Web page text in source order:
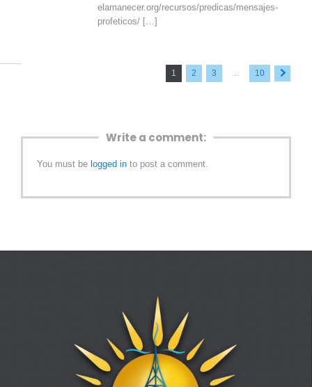
elamanecer.org/recursos/predicas/mensajes-
profeticos/ […]
1 2 3 10
Next »
Write a comment:
You must be logged in to post a comment.